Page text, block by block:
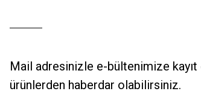
Mail adresinizle e-bültenimize kayıt
ürünlerden haberdar olabilirsiniz.